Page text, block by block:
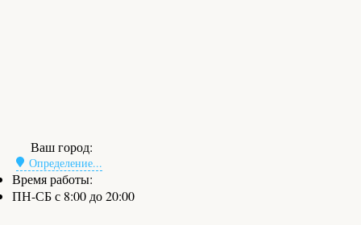
Ваш город:
Определение...
Время работы:
ПН-СБ с 8:00 до 20:00